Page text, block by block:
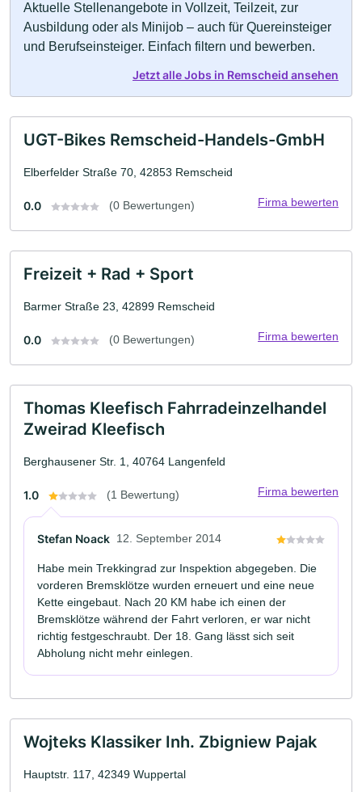
Aktuelle Stellenangebote in Vollzeit, Teilzeit, zur
Ausbildung oder als Minijob – auch für Quereinsteiger
und Berufseinsteiger. Einfach filtern und bewerben.
Jetzt alle Jobs in Remscheid ansehen
UGT-Bikes Remscheid-Handels-GmbH
Elberfelder Straße 70, 42853 Remscheid
0.0 (0 Bewertungen) Firma bewerten
Freizeit + Rad + Sport
Barmer Straße 23, 42899 Remscheid
0.0 (0 Bewertungen) Firma bewerten
Thomas Kleefisch Fahrradeinzelhandel
Zweirad Kleefisch
Berghausener Str. 1, 40764 Langenfeld
1.0 (1 Bewertung) Firma bewerten
Stefan Noack 12. September 2014
Habe mein Trekkingrad zur Inspektion abgegeben. Die
vorderen Bremsklötze wurden erneuert und eine neue
Kette eingebaut. Nach 20 KM habe ich einen der
Bremsklötze während der Fahrt verloren, er war nicht
richtig festgeschraubt. Der 18. Gang lässt sich seit
Abholung nicht mehr einlegen.
Wojteks Klassiker Inh. Zbigniew Pajak
Hauptstr. 117, 42349 Wuppertal